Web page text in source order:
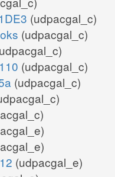
(udpacgal_c)
(udpacgal_c)
(udpacgal_c)
(udpacgal_c)
(udpacgal_e)